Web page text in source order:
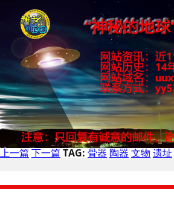
上一篇 下一篇 TAG: 骨器 陶器 文物 遗址